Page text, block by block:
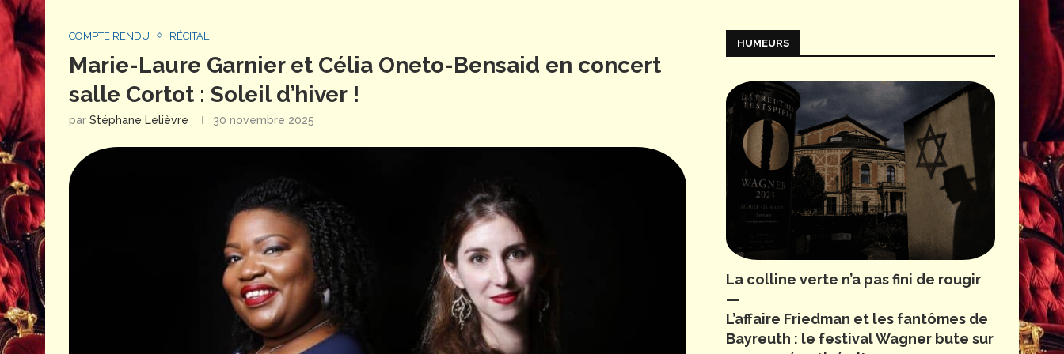
COMPTE RENDU RÉCITAL
Marie-Laure Garnier et Célia Oneto-Bensaid en concert
salle Cortot : Soleil d’hiver !
par Stéphane Lelièvre 30 novembre 2025
HUMEURS
La colline verte n’a pas fini de rougir
—
L’affaire Friedman et les fantômes de
Bayreuth : le festival Wagner bute sur